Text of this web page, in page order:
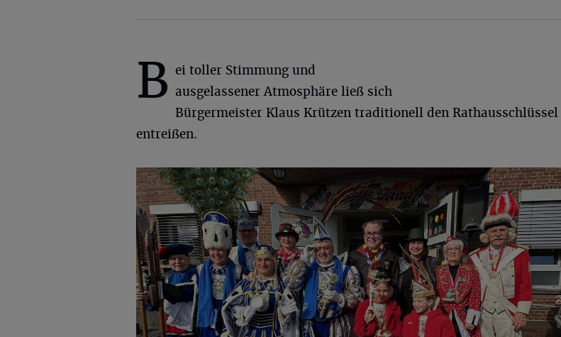
B ei toller Stimmung und
ausgelassener Atmosphäre ließ sich
Bürgermeister Klaus Krützen traditionell den Rathausschlüssel
entreißen.